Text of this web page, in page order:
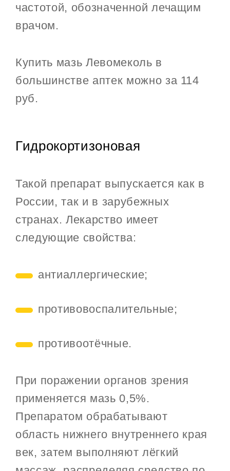
частотой, обозначенной лечащим
врачом.
Купить мазь Левомеколь в
большинстве аптек можно за 114
руб.
Гидрокортизоновая
Такой препарат выпускается как в
России, так и в зарубежных
странах. Лекарство имеет
следующие свойства:
антиаллергические;
противовоспалительные;
противоотёчные.
При поражении органов зрения
применяется мазь 0,5%.
Препаратом обрабатывают
область нижнего внутреннего края
век, затем выполняют лёгкий